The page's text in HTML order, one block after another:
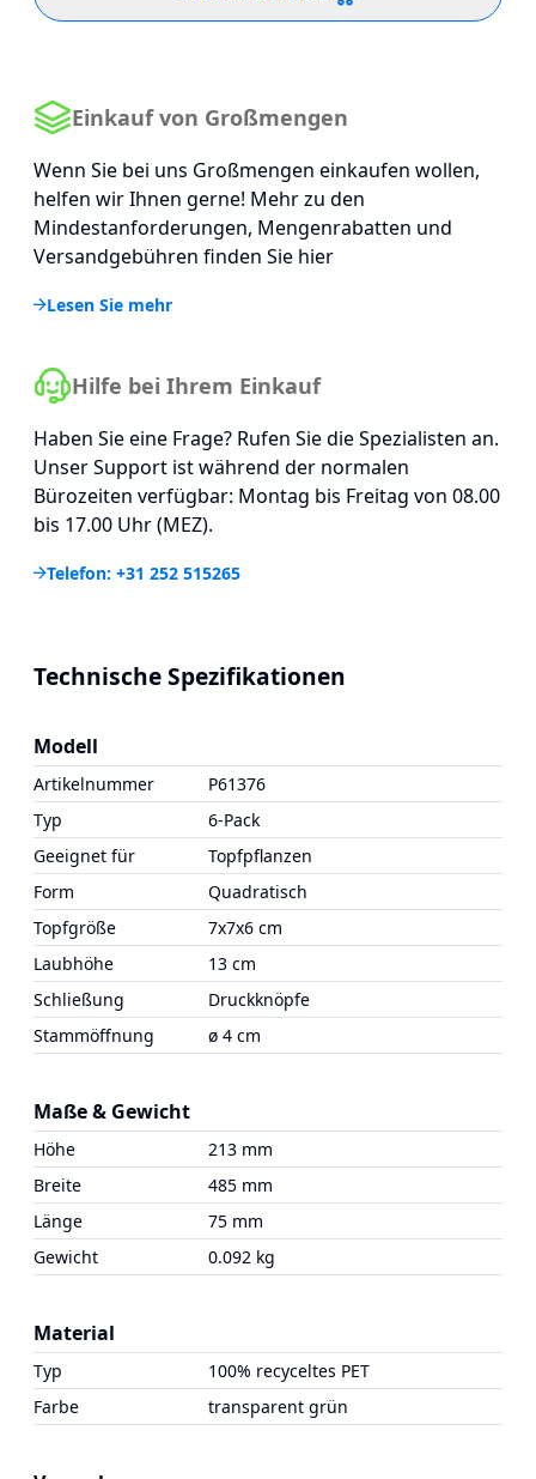
Einkauf von Großmengen
Wenn Sie bei uns Großmengen einkaufen wollen,
helfen wir Ihnen gerne! Mehr zu den
Mindestanforderungen, Mengenrabatten und
Versandgebühren finden Sie hier
Lesen Sie mehr
Hilfe bei Ihrem Einkauf
Haben Sie eine Frage? Rufen Sie die Spezialisten an.
Unser Support ist während der normalen
Bürozeiten verfügbar: Montag bis Freitag von 08.00
bis 17.00 Uhr (MEZ).
Telefon: +31 252 515265
Technische Spezifikationen
Modell
Artikelnummer
P61376
Typ
6-Pack
Geeignet für
Topfpflanzen
Form
Quadratisch
Topfgröße
7x7x6 cm
Laubhöhe
13 cm
Schließung
Druckknöpfe
Stammöffnung
ø 4 cm
Maße & Gewicht
Höhe
213 mm
Breite
485 mm
Länge
75 mm
Gewicht
0.092 kg
Material
Typ
100% recyceltes PET
Farbe
transparent grün